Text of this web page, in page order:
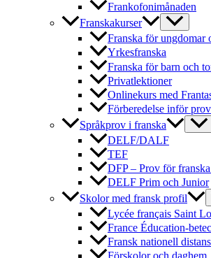
Frankofonimånaden
Franskakurser
Franska för ungdomar
Yrkesfranska
Franska för barn och
Privatlektioner
Onlinekurs med
Förberedelse inför prov
Språkprov i franska
DELF/DALF
TEF
DFP – Prov för
DELF Prim och Junior
Skolor med fransk profil
Lycée français Saint
France Éducation-
Fransk nationell
Förskolor och daghem